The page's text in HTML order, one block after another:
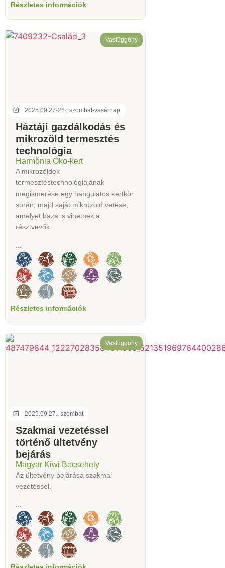
Részletes információk
2025.09.27-28., szombat-vasárnap
Vasfüggöny
Háztáji gazdálkodás és
mikrozöld termesztés
technológia
Harmónia Öko-kert
A mikrozöldek
termesztéstechnológiájának
megismerése egy hangulatos kertkör
során, majd saját mikrozöld vetése,
amelyet haza is vihetnek a
résztvevők.
Részletes információk
2025.09.27., szombat
Vasfüggöny
Szakmai vezetéssel
történő ültetvény
bejárás
Magyar Kiwi Becsehely
Az ültetvény bejárása szakmai
vezetéssel.